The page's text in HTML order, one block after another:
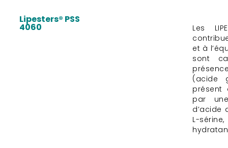
Lipesters® PSS
4060
Les
et à
sont
(acide
présent
par
d’acide
L-